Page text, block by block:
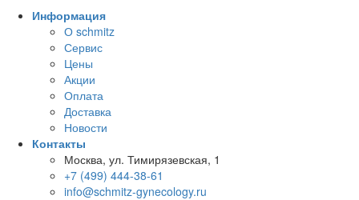
Информация
О schmitz
Сервис
Цены
Акции
Оплата
Доставка
Новости
Контакты
Москва, ул. Тимирязевская, 1
+7 (499) 444-38-61
info@schmitz-gynecology.ru